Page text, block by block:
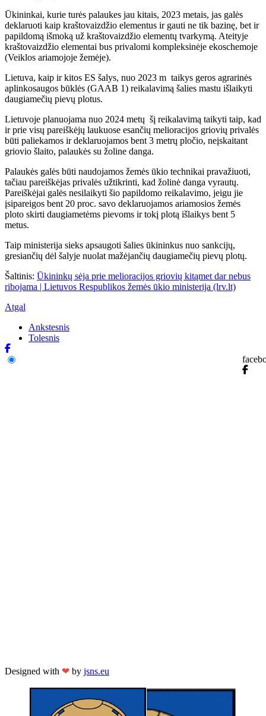
Ūkininkai, kurie turės palaukes jau kitais, 2023 metais, jas galės
deklaruoti kaip kraštovaizdžio elementus ir gauti ne tik bazinę, bet ir
papildomą išmoką už kraštovaizdžio elementų tvarkymą. Ateityje
kraštovaizdžio elementai bus privalomi kompleksinėje ekoschemoje
(Veiklos ariamojoje žemėje).
Lietuva, kaip ir kitos ES šalys, nuo 2023 m taikys geros agrarinės
aplinkosaugos būklės (GAAB 1) reikalavimą šalies mastu išlaikyti
daugiamečių pievų plotus.
Lietuvoje planuojama nuo 2024 metų šį reikalavimą taikyti taip, kad
ir prie visų pareiškėjų laukuose esančių melioracijos griovių privalės
būti paliekamos ir deklaruojamos bent 3 metrų pločio, neįskaitant
griovio šlaito, palaukės su žoline danga.
Palaukės galės būti naudojamos žemės ūkio technikai pravažiuoti,
tačiau pareiškėjas privalės užtikrinti, kad žolinė danga vyrautų.
Pareiškėjai galės nesilaikyti šio papildomo reikalavimo, jeigu jie
įsipareigos bent 20 proc. savo deklaruojamos ariamosios žemės
ploto skirti daugiametėms pievoms ir tokį plotą išlaikys bent 5
metus.
Taip ministerija sieks apsaugoti šalies ūkininkus nuo sankcijų,
gresiančių dėl šalyje nuolat mažėjančių daugiamečių pievų plotų.
Šaltinis: Ūkininkų sėja prie melioracijos griovių kitąmet dar nebus
ribojama | Lietuvos Respublikos žemės ūkio ministerija (lrv.lt)
Atgal
Ankstesnis
Tolesnis
Designed with ❤ by jsns.eu